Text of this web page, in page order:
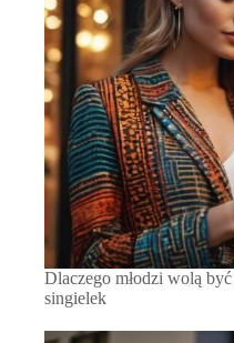
Dlaczego młodzi wolą
singielek